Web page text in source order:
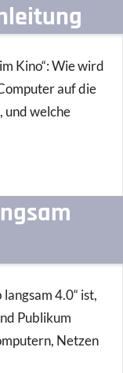
Kino“: Wie wird
auf die
und welche
4.0“ ist,
Publikum
Netzen